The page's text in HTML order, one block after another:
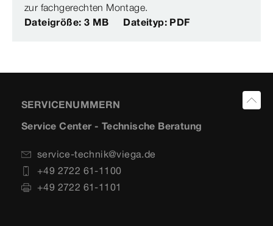
zur fachgerechten Montage.
Dateigröße: 3 MB
Dateityp: PDF
SERVICENUMMERN
Service Center - Technische Beratung
service-technik@viega.de
+49 2722 61-1100
+49 2722 61-1101